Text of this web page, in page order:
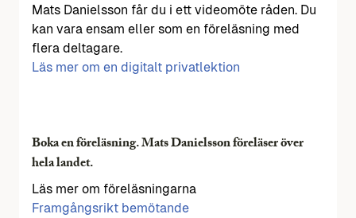
Mats Danielsson får du i ett videomöte råden. Du
kan vara ensam eller som en föreläsning med
flera deltagare.
Läs mer om en digitalt privatlektion
Boka en föreläsning. Mats Danielsson föreläser över
hela landet.
Läs mer om föreläsningarna
Framgångsrikt bemötande